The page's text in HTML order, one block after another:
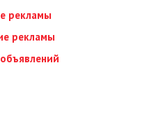
рекламы
рекламы